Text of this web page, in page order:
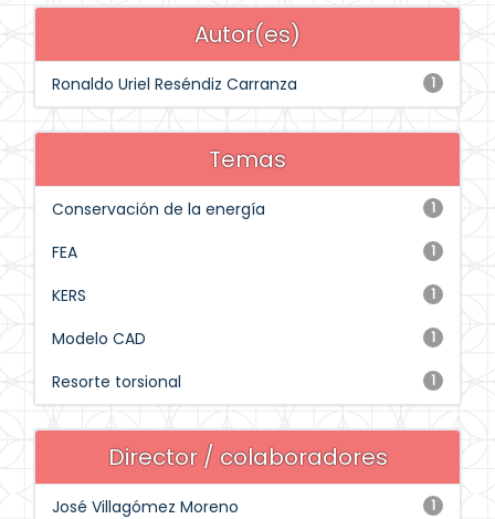
Autor(es)
1
Ronaldo Uriel Reséndiz Carranza
Temas
1
Conservación de la energía
1
FEA
1
KERS
1
Modelo CAD
1
Resorte torsional
Director / colaboradores
1
José Villagómez Moreno